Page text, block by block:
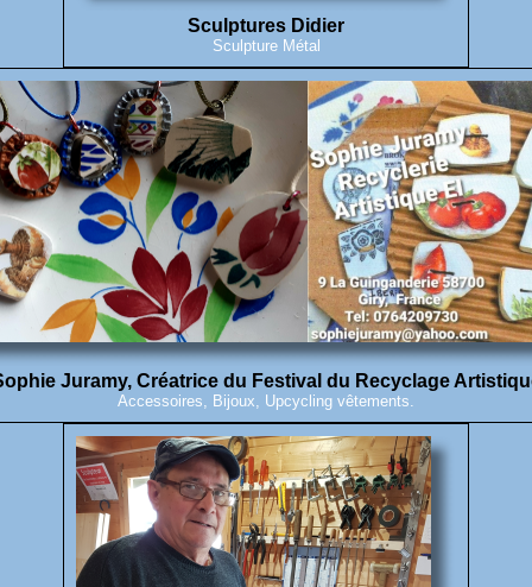
Sculptures Didier
Sculpture Métal
Juramy, Créatrice du Festival du Recyclage
Accessoires, Bijoux, Upcycling vêtements.